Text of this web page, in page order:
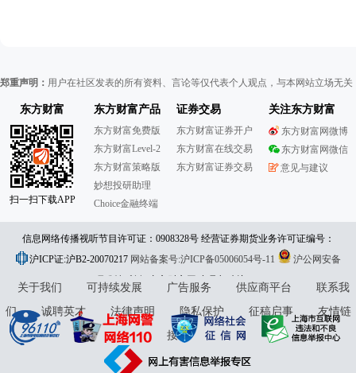
郑重声明： 用户在社区发表的所有资料、言论等仅代表个人观点，与本网站立场无
东方财富
扫一扫下载APP
东方财富产品
东方财富免费版
东方财富Level-2
东方财富策略版
妙想投研助理
Choice金融终端
证券交易
东方财富证券开户
东方财富在线交易
东方财富证券交易
关注东方财富
东方财富网微博
东方财富网微信
意见与建议
信息网络传播视听节目许可证：0908328号 经营证券期货业务许可证编号：
913101046312860336 违法和不良信息举报:021-61278686 举报邮箱：
jubao@eastmoney.com
沪ICP证:沪B2-20070217 网站备案号:沪ICP备05006054号-11
沪公网安备
31010402000120号版权所有:东方财富网意见与建议:4000300059/952500
关于我们 可持续发展 广告服务 供应商平台
联系我
们
诚聘英才 法律声明 隐私保护 征稿启事
友情链
接